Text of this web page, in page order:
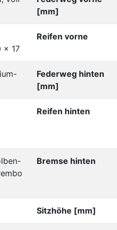
[mm]
x 17
Reifen vorne
Federweg hinten
[mm]
Reifen hinten
Bremse hinten
Sitzhöhe [mm]